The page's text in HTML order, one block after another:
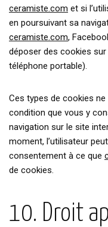
ceramiste.com et si
en poursuivant sa
ceramiste.com,
déposer des cookies
téléphone portable).
Ces types de cookies
condition que vous y
navigation sur le site
moment, l’utilisateur
consentement à ce que
de cookies.
10. Droit